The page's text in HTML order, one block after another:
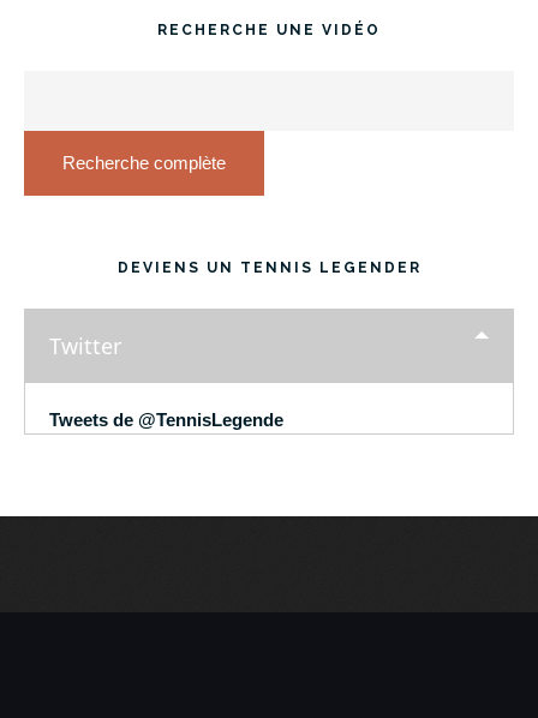
RECHERCHE UNE VIDÉO
Recherche complète
DEVIENS UN TENNIS LEGENDER
Twitter
Tweets de @TennisLegende